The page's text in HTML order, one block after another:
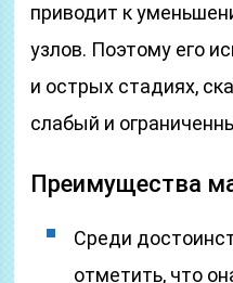
приводит к
узлов. Поэтому его
и острых стадиях,
слабый и
Преимущества
Среди
отметить, что